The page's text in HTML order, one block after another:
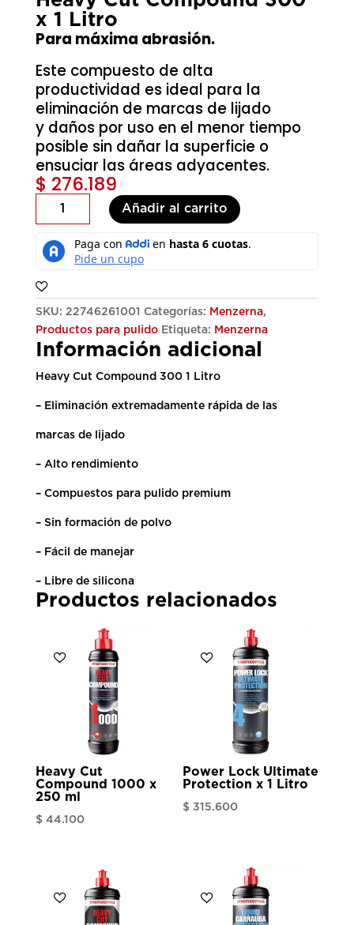
x 1 Litro
Para máxima abrasión.
Este compuesto de alta
productividad es ideal para la
eliminación de marcas de lijado
y daños por uso en el menor tiempo
posible sin dañar la superficie o
ensuciar las áreas adyacentes.
$ 276.189
Heavy
Compound
300
1
Litro
cantidad
Añadir al carrito
SKU: 22746261001 Categorías: Menzerna,
Productos para pulido Etiqueta: Menzerna
Información adicional
Heavy Cut Compound 300 1 Litro
– Eliminación extremadamente rápida de las
marcas de lijado
– Alto rendimiento
– Compuestos para pulido premium
– Sin formación de polvo
– Fácil de manejar
– Libre de silicona
Productos relacionados
Heavy Cut
Compound 1000 x
250 ml
$ 44.100
Power Lock Ultimate
Protection x 1 Litro
$ 315.600